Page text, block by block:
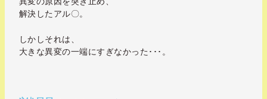
解決したアル〇。
しかしそれは、
大きな異変の一端にすぎなかった･･･。